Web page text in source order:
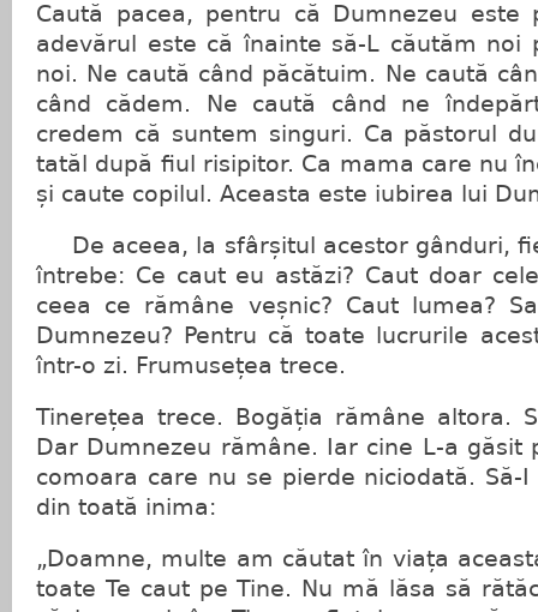
Caută pacea, pentru că Dumnezeu este
adevărul este că înainte să-L căutăm noi
noi. Ne caută când păcătuim. Ne caută
când cădem. Ne caută când ne
credem că suntem singuri. Ca păstorul
tatăl după fiul risipitor. Ca mama care nu
și caute copilul. Aceasta este iubirea lui
De aceea, la sfârșitul acestor gânduri,
întrebe: Ce caut eu astăzi? Caut doar
ceea ce rămâne veșnic? Caut lumea?
Dumnezeu? Pentru că toate lucrurile
într-o zi. Frumusețea trece.
Tinerețea trece. Bogăția rămâne altora.
Dar Dumnezeu rămâne. Iar cine L-a găsit
comoara care nu se pierde niciodată. Să-
din toată inima:
„Doamne, multe am căutat în viața
toate Te caut pe Tine. Nu mă lăsa să